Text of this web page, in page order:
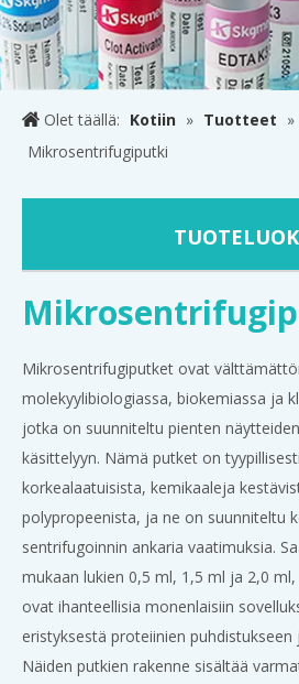
Olet täällä: Kotiin » Tuotteet »
Mikrosentrifugiputki
Mikrosentrifugiputket ovat
molekyylibiologiassa, biokemiassa ja
jotka on suunniteltu pienten
käsittelyyn. Nämä putket on
korkealaatuisista, kemikaaleja
polypropeenista, ja ne on suunniteltu
sentrifugoinnin ankaria vaatimuksia.
mukaan lukien 0,5 ml, 1,5 ml ja 2,0
ovat ihanteellisia monenlaisiin
eristyksestä proteiinien
Näiden putkien rakenne sisältää